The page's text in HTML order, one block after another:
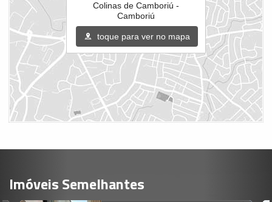
Colinas de Camboriú -
Camboriú
toque para ver no mapa
Imóveis Semelhantes